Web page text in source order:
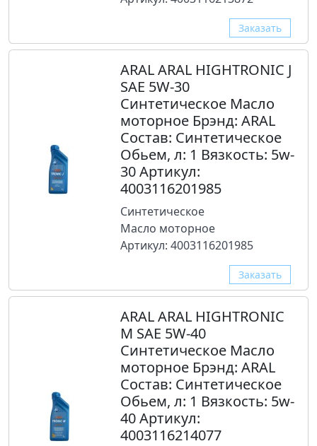
Заказать
ARAL ARAL HIGHTRONIC J
SAE 5W-30
Синтетическое Масло
моторное Брэнд: ARAL
Состав: Синтетическое
Обьем, л: 1 Вязкость: 5w-
30 Артикул:
4003116201985
Синтетическое
Масло моторное
Артикул: 4003116201985
Заказать
ARAL ARAL HIGHTRONIC
M SAE 5W-40
Синтетическое Масло
моторное Брэнд: ARAL
Состав: Синтетическое
Обьем, л: 1 Вязкость: 5w-
40 Артикул:
4003116214077